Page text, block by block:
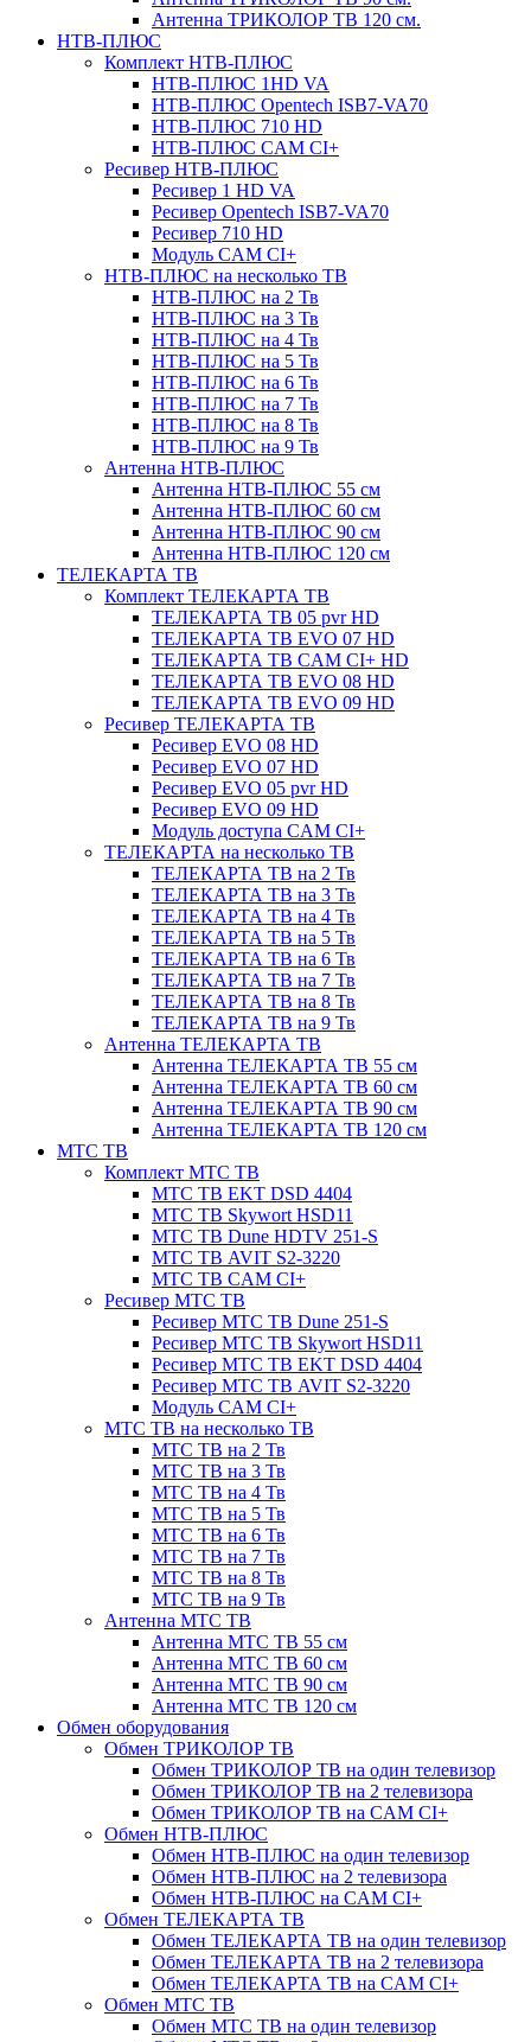
Антенна ТРИКОЛОР ТВ 120 см.
НТВ-ПЛЮС
Комплект НТВ-ПЛЮС
НТВ-ПЛЮС 1HD VA
НТВ-ПЛЮС Opentech ISB7-VA70
НТВ-ПЛЮС 710 HD
НТВ-ПЛЮС CAM CI+
Ресивер НТВ-ПЛЮС
Ресивер 1 HD VA
Ресивер Opentech ISB7-VA70
Ресивер 710 HD
Модуль CAM CI+
НТВ-ПЛЮС на несколько ТВ
НТВ-ПЛЮС на 2 Тв
НТВ-ПЛЮС на 3 Тв
НТВ-ПЛЮС на 4 Тв
НТВ-ПЛЮС на 5 Тв
НТВ-ПЛЮС на 6 Тв
НТВ-ПЛЮС на 7 Тв
НТВ-ПЛЮС на 8 Тв
НТВ-ПЛЮС на 9 Тв
Антенна НТВ-ПЛЮС
Антенна НТВ-ПЛЮС 55 см
Антенна НТВ-ПЛЮС 60 см
Антенна НТВ-ПЛЮС 90 см
Антенна НТВ-ПЛЮС 120 см
ТЕЛЕКАРТА ТВ
Комплект ТЕЛЕКАРТА ТВ
ТЕЛЕКАРТА ТВ 05 pvr HD
ТЕЛЕКАРТА ТВ EVO 07 HD
ТЕЛЕКАРТА ТВ CAM CI+ HD
ТЕЛЕКАРТА ТВ EVO 08 HD
ТЕЛЕКАРТА ТВ EVO 09 HD
Ресивер ТЕЛЕКАРТА ТВ
Ресивер EVO 08 HD
Ресивер EVO 07 HD
Ресивер EVO 05 pvr HD
Ресивер EVO 09 HD
Модуль доступа CAM CI+
ТЕЛЕКАРТА на несколько ТВ
ТЕЛЕКАРТА ТВ на 2 Тв
ТЕЛЕКАРТА ТВ на 3 Тв
ТЕЛЕКАРТА ТВ на 4 Тв
ТЕЛЕКАРТА ТВ на 5 Тв
ТЕЛЕКАРТА ТВ на 6 Тв
ТЕЛЕКАРТА ТВ на 7 Тв
ТЕЛЕКАРТА ТВ на 8 Тв
ТЕЛЕКАРТА ТВ на 9 Тв
Антенна ТЕЛЕКАРТА ТВ
Антенна ТЕЛЕКАРТА ТВ 55 см
Антенна ТЕЛЕКАРТА ТВ 60 см
Антенна ТЕЛЕКАРТА ТВ 90 см
Антенна ТЕЛЕКАРТА ТВ 120 см
МТС ТВ
Комплект МТС ТВ
МТС ТВ EKT DSD 4404
МТС ТВ Skywort HSD11
МТС ТВ Dune HDTV 251-S
МТС ТВ AVIT S2-3220
МТС ТВ CAM CI+
Ресивер МТС ТВ
Ресивер МТС ТВ Dune 251-S
Ресивер МТС ТВ Skywort HSD11
Ресивер МТС ТВ EKT DSD 4404
Ресивер МТС ТВ AVIT S2-3220
Модуль CAM CI+
МТС ТВ на несколько ТВ
МТС ТВ на 2 Тв
МТС ТВ на 3 Тв
МТС ТВ на 4 Тв
МТС ТВ на 5 Тв
МТС ТВ на 6 Тв
МТС ТВ на 7 Тв
МТС ТВ на 8 Тв
МТС ТВ на 9 Тв
Антенна МТС ТВ
Антенна МТС ТВ 55 см
Антенна МТС ТВ 60 см
Антенна МТС ТВ 90 см
Антенна МТС ТВ 120 см
Обмен оборудования
Обмен ТРИКОЛОР ТВ
Обмен ТРИКОЛОР ТВ на один телевизор
Обмен ТРИКОЛОР ТВ на 2 телевизора
Обмен ТРИКОЛОР ТВ на CAM CI+
Обмен НТВ-ПЛЮС
Обмен НТВ-ПЛЮС на один телевизор
Обмен НТВ-ПЛЮС на 2 телевизора
Обмен НТВ-ПЛЮС на CAM CI+
Обмен ТЕЛЕКАРТА ТВ
Обмен ТЕЛЕКАРТА ТВ на один телевизор
Обмен ТЕЛЕКАРТА ТВ на 2 телевизора
Обмен ТЕЛЕКАРТА ТВ на CAM CI+
Обмен МТС ТВ
Обмен МТС ТВ на один телевизор